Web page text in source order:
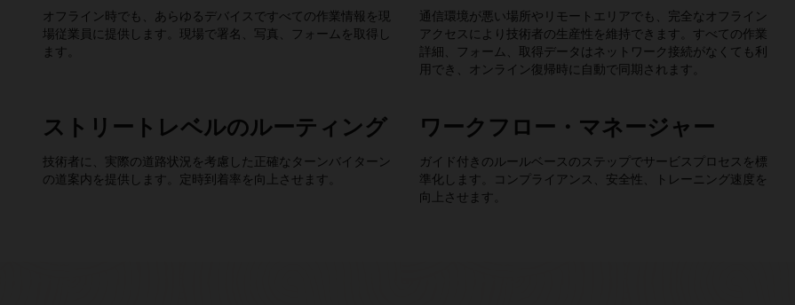
オフライン時でも、あらゆるデバイスですべての作業情報を現
場従業員に提供します。現場で署名、写真、フォームを取得し
ます。
通信環境が悪い場所やリモートエリアでも、完全なオフライン
アクセスにより技術者の生産性を維持できます。すべての作業
詳細、フォーム、取得データはネットワーク接続がなくても利
用でき、オンライン復帰時に自動で同期されます。
ストリートレベルのルーティング
技術者に、実際の道路状況を考慮した正確なターンバイターン
の道案内を提供します。定時到着率を向上させます。
ワークフロー・マネージャー
ガイド付きのルールベースのステップでサービスプロセスを標
準化します。コンプライアンス、安全性、トレーニング速度を
向上させます。